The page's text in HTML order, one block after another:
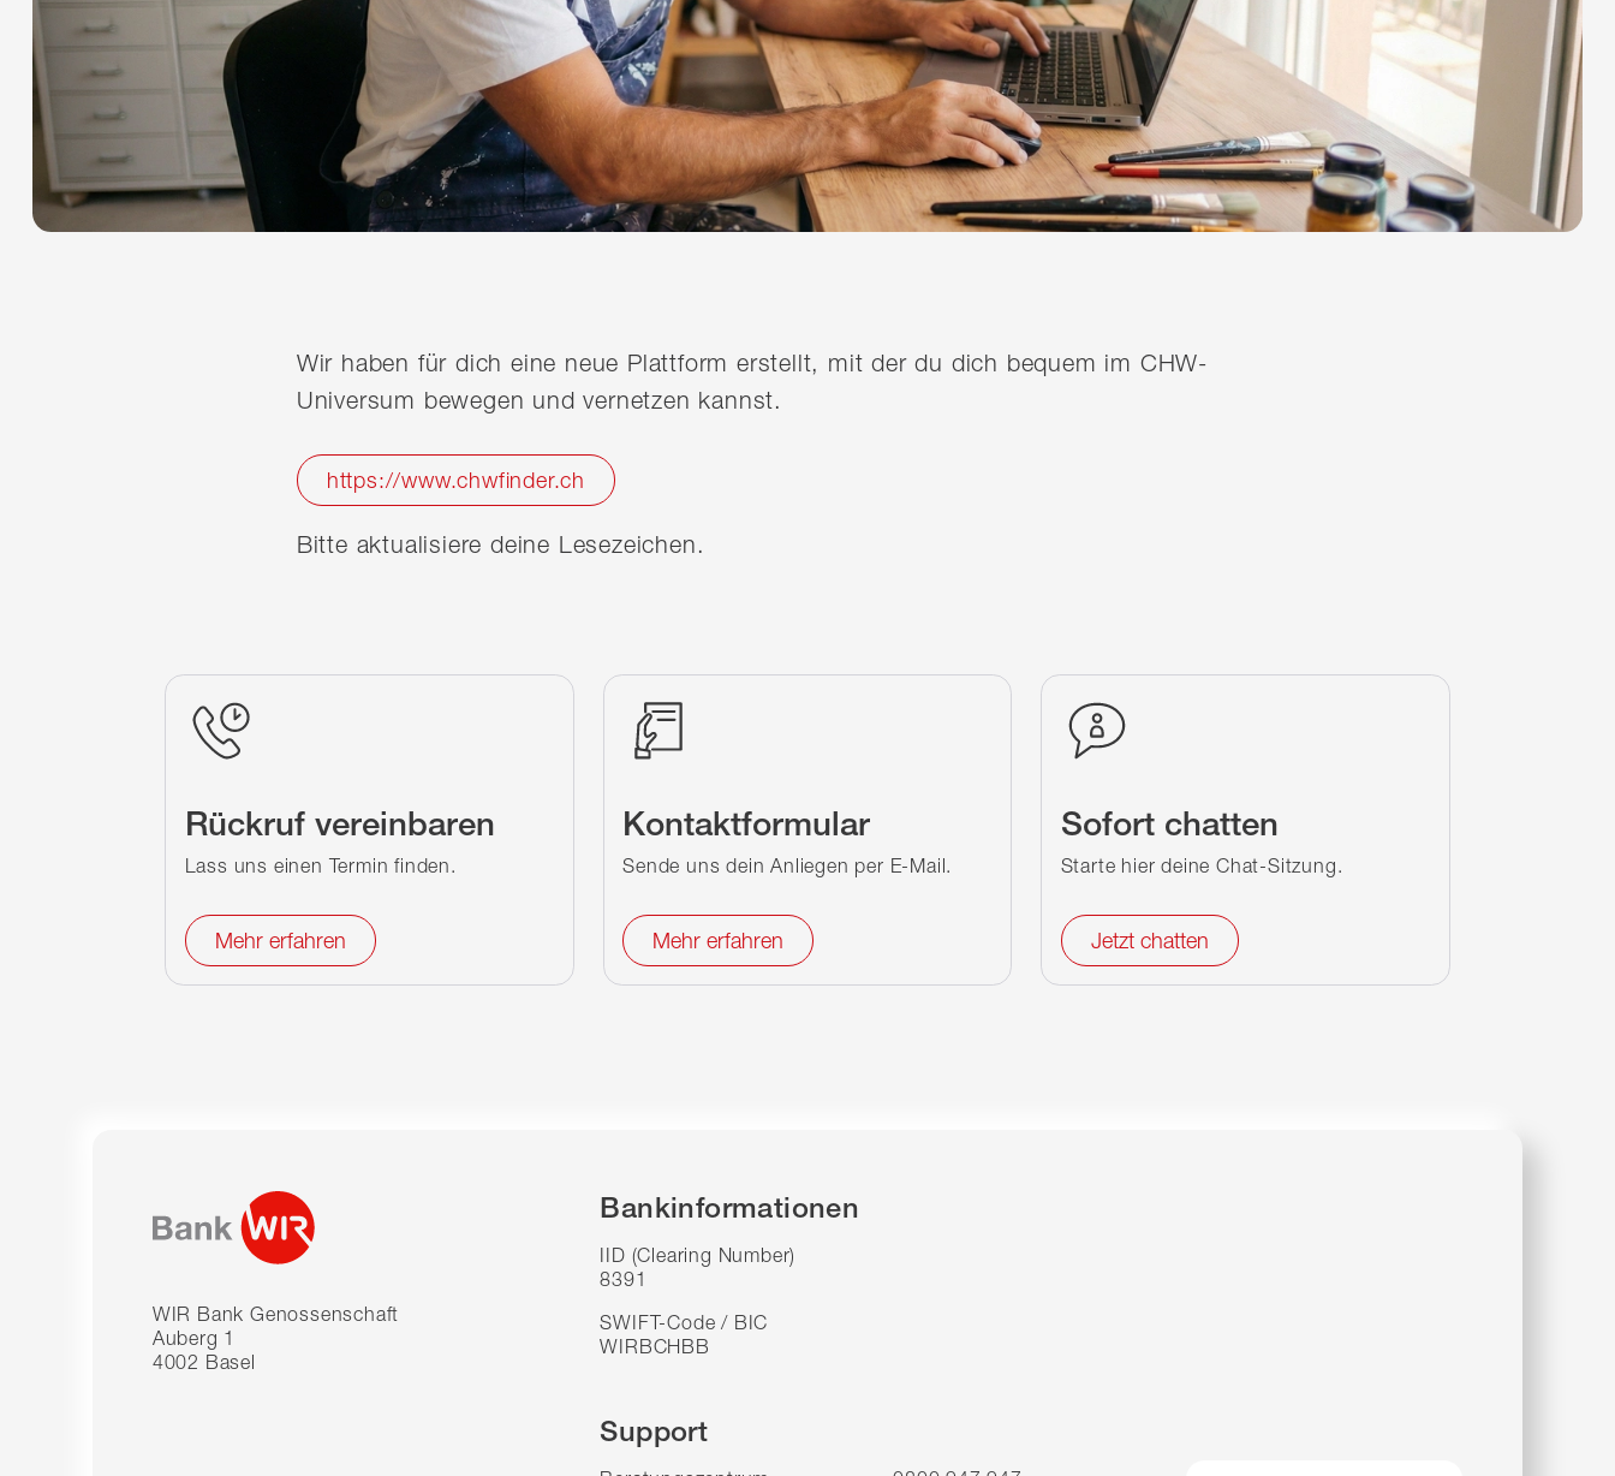
Wir haben für dich eine neue Plattform erstellt, mit der du dich bequem im CHW-
Universum bewegen und vernetzen kannst.
https://www.chwfinder.ch
Bitte aktualisiere deine Lesezeichen.
Rückruf vereinbaren
Lass uns einen Termin finden.
Mehr erfahren
Kontaktformular
Sende uns dein Anliegen per E-Mail.
Mehr erfahren
Sofort chatten
Starte hier deine Chat-Sitzung.
Jetzt chatten
WIR Bank Genossenschaft
Auberg 1
4002 Basel
Bankinformationen
IID (Clearing Number)
8391
SWIFT-Code / BIC
WIRBCHBB
Support